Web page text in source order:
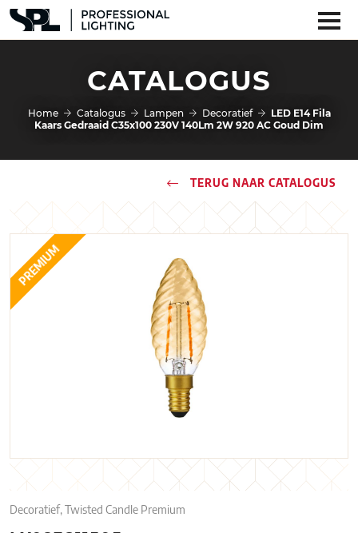
CATALOGUS
Home Catalogus Lampen Decoratief
LED E14 Fila
Kaars Gedraaid C35x100 230V 140Lm 2W 920 AC Goud Dim
TERUG NAAR CATALOGUS
PREMIUM
Decoratief, Twisted Candle Premium